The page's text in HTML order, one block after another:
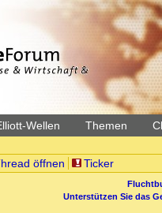
Wellen Themen
öffnen Ticker
Unterstützen Sie das